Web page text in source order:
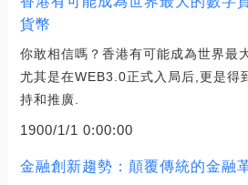
貨幣
你敢相信嗎？香港有可能成為世界最
尤其是在WEB3.0正式入局后,更是得
持和推廣.
1900/1/1 0:00:00
金融創新趨勢：顛覆傳統的金融